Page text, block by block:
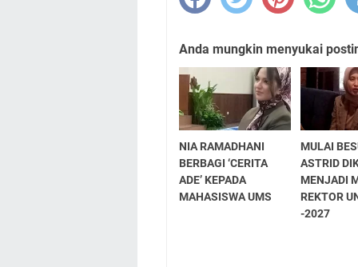
Anda mungkin menyukai
NIA RAMADHANI
BERBAGI ‘CERITA
ADE’ KEPADA
MAHASISWA UMS
MULAI
ASTRID
MENJADI
REKTOR
-2027